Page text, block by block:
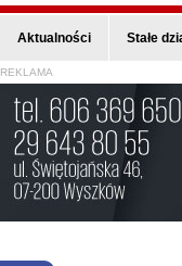
Aktualności Stałe
REKLAMA